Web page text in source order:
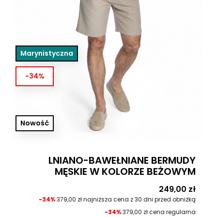
Marynistyczna
-34%
Nowość
LNIANO-BAWEŁNIANE BERMUDY
MĘSKIE W KOLORZE BEŻOWYM
Cena
249,00 zł
-34%379,00 zł najniższa cena z 30 dni przed obniżką
-34%379,00 zł cena regularna